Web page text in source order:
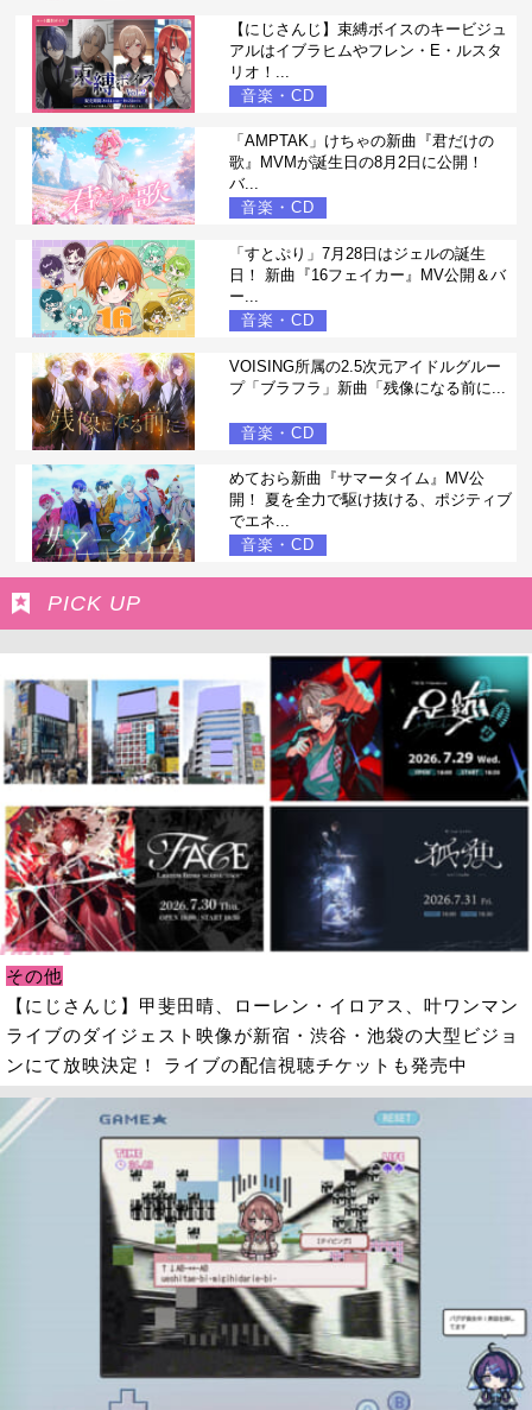
【にじさんじ】束縛ボイスのキービジュ
アルはイブラヒムやフレン・E・ルスタ
リオ！...
音楽・CD
「AMPTAK」けちゃの新曲『君だけの
歌』MVMが誕生日の8月2日に公開！
バ...
音楽・CD
「すとぷり」7月28日はジェルの誕生
日！ 新曲『16フェイカー』MV公開＆バ
ー...
音楽・CD
VOISING所属の2.5次元アイドルグルー
プ「ブラフラ」新曲「残像になる前に...
音楽・CD
めておら新曲『サマータイム』MV公
開！ 夏を全力で駆け抜ける、ポジティブ
でエネ...
音楽・CD
PICK UP
その他
【にじさんじ】甲斐田晴、ローレン・イロアス、叶ワンマン
ライブのダイジェスト映像が新宿・渋谷・池袋の大型ビジョ
ンにて放映決定！ ライブの配信視聴チケットも発売中